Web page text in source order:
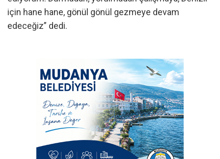
için hane hane, gönül gönül gezmeye devam
edeceğiz” dedi.